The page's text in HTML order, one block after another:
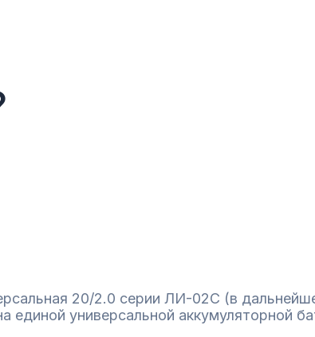
20/2.0 серии ЛИ-02С (в
единой универсальной аккумуляторной